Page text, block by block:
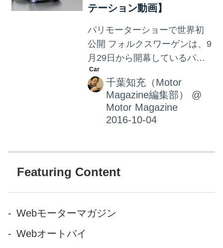
ル 240ps）に乗りまして完全
本で発売される予定ですが、
さすがに240psのツインターボ
ディーゼルは来ないと思いま
す。残念……。それではオフ
ィシャル動画をどうぞ。 モー
ターマガジン社 / Motor M...
テーション動画】
パリモーターショーで世界初
公開 フォルクスワーゲンは、9
月29日から開幕しているパリ
モーターショー2016でコンセ
プトカー「I.D.」を世界初公開
した。この「I.D.」は、高度な
自動運転技術機能を備えた電
にしている。市販予定は2020
年、価格は同等の動力性能と
運転が可能になるのは2025年
千葉知充（Motor
Magazine編集部）
@
Motor Magazine
Featuring Content
Webモーターマガジン
Webオートバイ